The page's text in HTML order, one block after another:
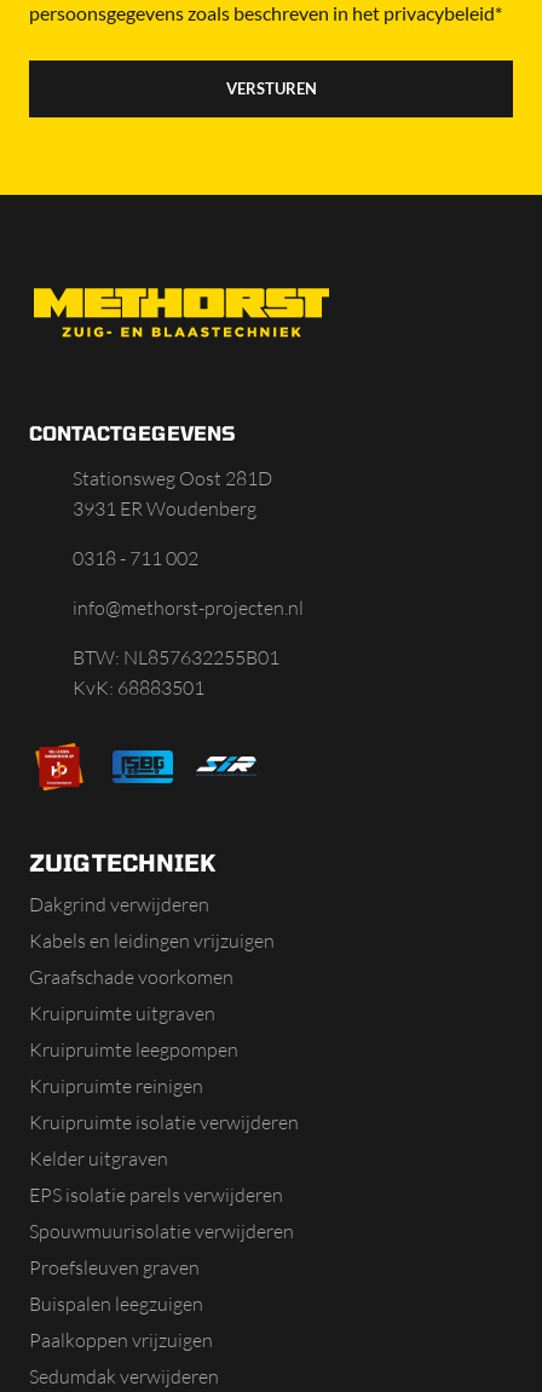
persoonsgegevens zoals beschreven in het privacybeleid*
CONTACTGEGEVENS
Stationsweg Oost 281D
3931 ER Woudenberg
0318 - 711 002
info@methorst-projecten.nl
BTW: NL857632255B01
KvK: 68883501
ZUIGTECHNIEK
Dakgrind verwijderen
Kabels en leidingen vrijzuigen
Graafschade voorkomen
Kruipruimte uitgraven
Kruipruimte leegpompen
Kruipruimte reinigen
Kruipruimte isolatie verwijderen
Kelder uitgraven
EPS isolatie parels verwijderen
Spouwmuurisolatie verwijderen
Proefsleuven graven
Buispalen leegzuigen
Paalkoppen vrijzuigen
Sedumdak verwijderen